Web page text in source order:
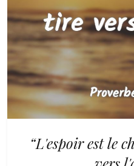
“L'espoir est le